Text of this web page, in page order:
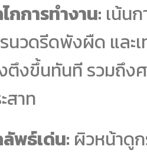
กการทำงาน: เน้น
นวดรีดพังผืด และ
ตึงขึ้นทันที รวมถึง
สาท
พธ์เด่น: ผิวหน้าดู